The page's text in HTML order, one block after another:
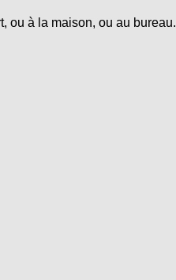
ou à la maison, ou au bureau.